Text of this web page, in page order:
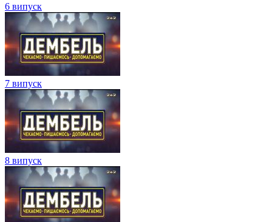
6 випуск
7 випуск
8 випуск